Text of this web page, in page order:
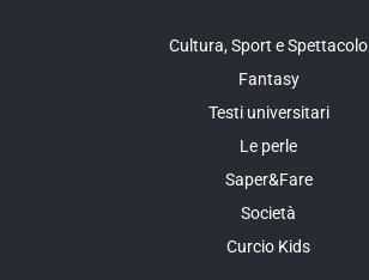
Cultura, Sport e Spettacolo
Fantasy
Testi universitari
Le perle
Saper&Fare
Società
Curcio Kids